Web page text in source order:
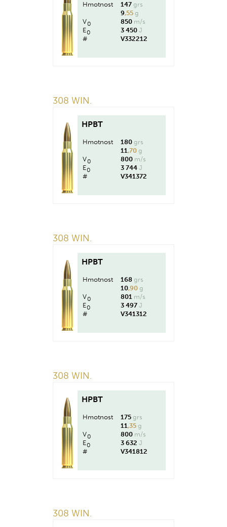
Hmotnost 147 grs
9,55 g
V0 850 m/s
E0 3 450 J
#
V332212
308 WIN.
HPBT
Hmotnost 180 grs
11,70 g
V0 800 m/s
E0 3 744 J
#
V341372
308 WIN.
HPBT
Hmotnost 168 grs
10,90 g
V0 801 m/s
E0 3 497 J
#
V341312
308 WIN.
HPBT
Hmotnost 175 grs
11,35 g
V0 800 m/s
E0 3 632 J
#
V341812
308 WIN.